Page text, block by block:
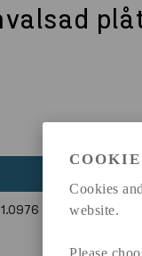
Cookies
website.
Please